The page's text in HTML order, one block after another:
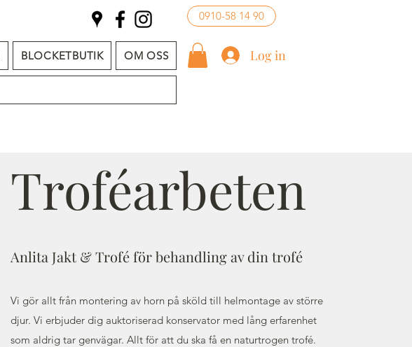
BLOCKETBUTIK OM OSS
0910-58 14 90
Log in
Troféarbeten
Anlita Jakt & Trofé för behandling av din trofé
Vi gör allt från montering av horn på sköld till helmontage av större
djur. Vi erbjuder dig auktoriserad konservator med lång erfarenhet
som aldrig tar genvägar. Allt för att du ska få en naturtrogen trofé.